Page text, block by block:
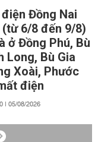
Đồng Nai
6/8 đến 9/8)
ở Đồng Phú, Bù
Long, Bù Gia
Xoài, Phước
điện
| 05/08/2026